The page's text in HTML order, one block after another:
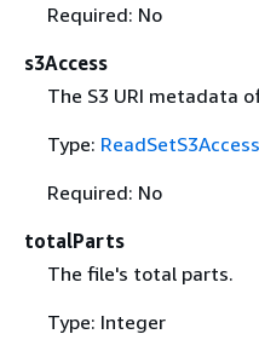
Required: No
s3Access
The S3 URI metadata
Type: ReadSetS3Access
Required: No
totalParts
The file's total parts.
Type: Integer